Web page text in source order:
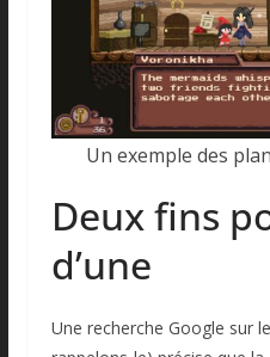
Un exemple des
Deux fins
d’une
Une recherche Google sur